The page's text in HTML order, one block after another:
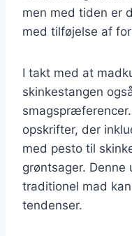
men med tiden er
med tilføjelse af
I takt med at
skinkestangen
opskrifter, der
med pesto til
grøntsager. Denne
traditionel mad
tendenser.